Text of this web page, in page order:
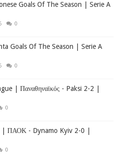
Goals Of The Season | Serie A
0
Goals Of The Season | Serie A
0
| Παναθηναϊκός - Paksi 2-2 |
0
| ΠΑΟΚ - Dynamo Kyiv 2-0 |
0